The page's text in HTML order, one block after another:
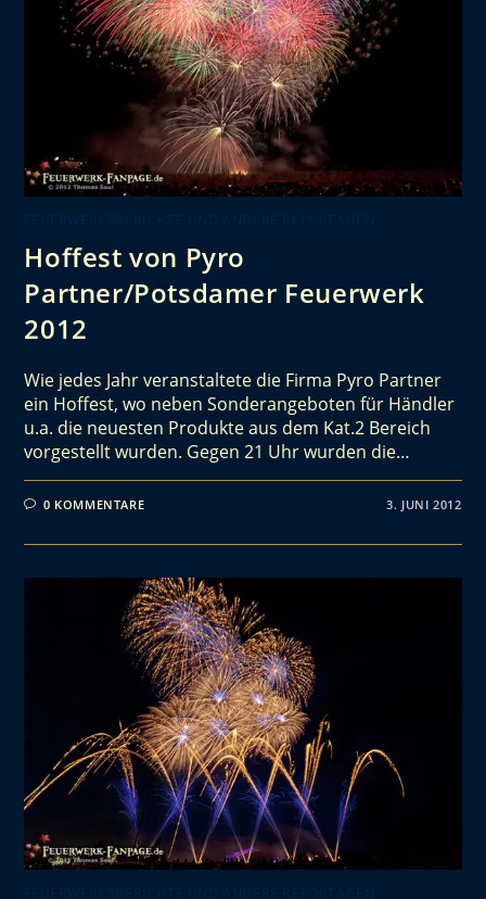
Hoffest von Pyro
Partner/Potsdamer Feuerwerk
2012
Wie jedes Jahr veranstaltete die Firma Pyro Partner
ein Hoffest, wo neben Sonderangeboten für Händler
u.a. die neuesten Produkte aus dem Kat.2 Bereich
vorgestellt wurden. Gegen 21 Uhr wurden die…
0 KOMMENTARE 3. JUNI 2012